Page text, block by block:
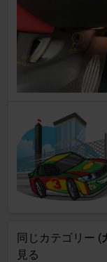
同じカテゴリー (
見る